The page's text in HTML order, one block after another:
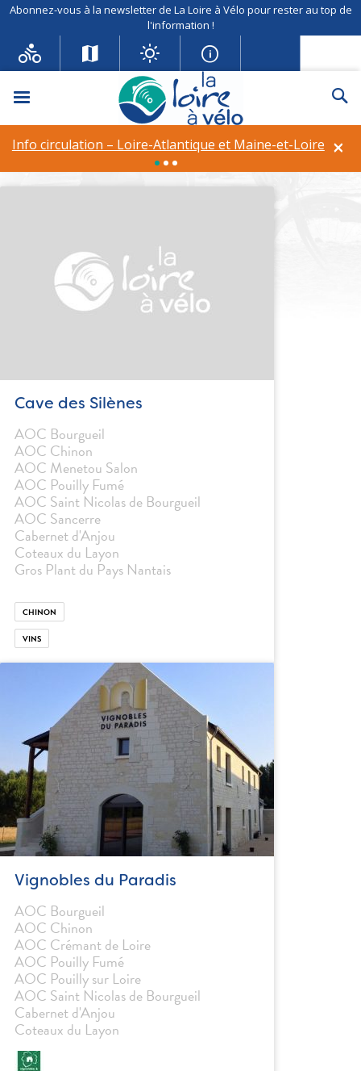
Abonnez-vous à la newsletter de La Loire à Vélo pour rester au top de
l'information !
Menu
×
Info circulation – Loire-Atlantique et Maine-et-Loire
Cave des Silènes
AOC :AOC Montlouis
Cave des Silènes
AOC Bourgueil
AOC Chinon
AOC Menetou Salon
AOC Pouilly Fumé
AOC Saint Nicolas de Bourgueil
AOC Sancerre
Cabernet d'Anjou
Coteaux du Layon
Gros Plant du Pays Nantais
CHINON
VINS
Vignobles du Paradis
AOC Bourgueil
AOC Chinon
AOC Crémant de Loire
AOC Pouilly Fumé
AOC Pouilly sur Loire
AOC Saint Nicolas de Bourgueil
Cabernet d'Anjou
Coteaux du Layon